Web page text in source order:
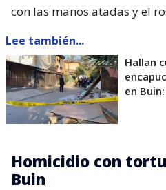
con las manos atadas y el
Lee también...
Hallan
en
Homicidio con
Buin